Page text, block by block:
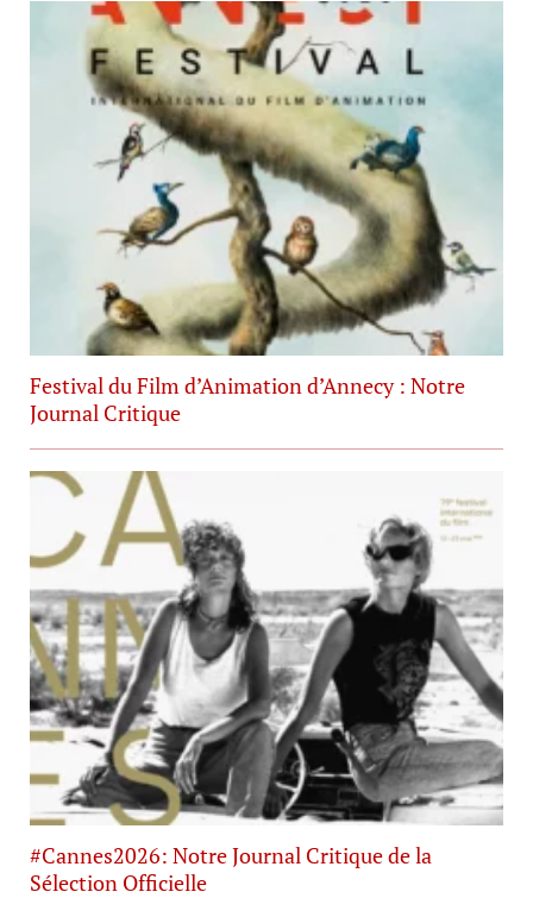
Festival du Film d’Animation d’Annecy : Notre
Journal Critique
#Cannes2026: Notre Journal Critique de la
Sélection Officielle